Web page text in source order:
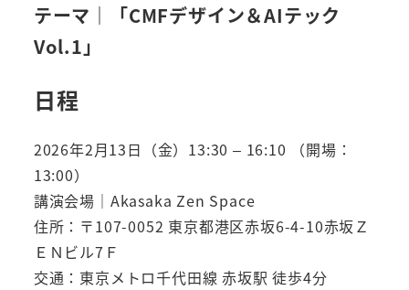
テーマ｜「CMFデザイン＆AIテック
Vol.1 」
日程
2026年2月13日（金）13:30 – 16:10 （開場：
13:00）
講演会場｜Akasaka Zen Space
住所：〒107-0052 東京都港区赤坂6-4-10赤坂Ｚ
ＥＮビル7Ｆ
交通：東京メトロ千代田線 赤坂駅 徒歩4分